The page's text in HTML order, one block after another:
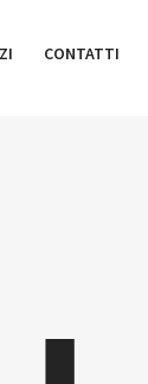
CONTATTI